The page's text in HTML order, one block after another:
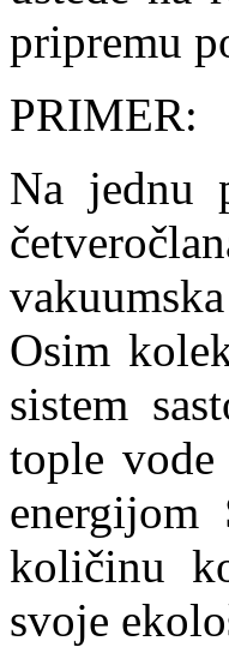
pripremu
PRIMER:
Na jednu
Osim
sistem
tople
energijom
količinu
svoje